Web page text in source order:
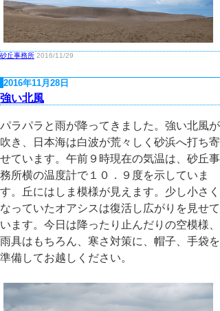
砂丘事務所 2016/11/29
2016年11月28日
強い北風
パラパラと雨が降ってきました。強い北風が
吹き、日本海は白波が荒々しく砂浜へ打ち寄
せています。午前９時現在の気温は、砂丘事
務所横の温度計で１０．９度を示していま
す。丘にはしま模様が見えます。少し小さく
なっていたオアシスは復活し広がりを見せて
います。今日は降ったり止んだりの空模様、
雨具はもちろん、寒さ対策に、帽子、手袋を
準備してお越しください。